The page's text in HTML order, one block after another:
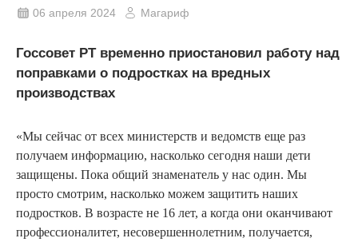
06 апреля 2024 Магариф
Госсовет РТ временно приостановил работу над
поправками о подростках на вредных
производствах
«Мы сейчас от всех министерств и ведомств еще раз
получаем информацию, насколько сегодня наши дети
защищены. Пока общий знаменатель у нас один. Мы
просто смотрим, насколько можем защитить наших
подростков. В возрасте не 16 лет, а когда они оканчивают
профессионалитет, несовершеннолетним, получается,